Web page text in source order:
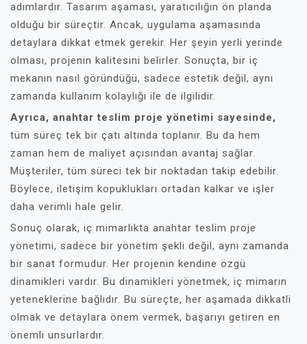
adımlardır. Tasarım aşaması, yaratıcılığın ön planda
olduğu bir süreçtir. Ancak, uygulama aşamasında
detaylara dikkat etmek gerekir. Her şeyin yerli yerinde
olması, projenin kalitesini belirler. Sonuçta, bir iç
mekanın nasıl göründüğü, sadece estetik değil, aynı
zamanda kullanım kolaylığı ile de ilgilidir.
Ayrıca, anahtar teslim proje yönetimi sayesinde,
tüm süreç tek bir çatı altında toplanır. Bu da hem
zaman hem de maliyet açısından avantaj sağlar.
Müşteriler, tüm süreci tek bir noktadan takip edebilir.
Böylece, iletişim kopuklukları ortadan kalkar ve işler
daha verimli hale gelir.
Sonuç olarak, iç mimarlıkta anahtar teslim proje
yönetimi, sadece bir yönetim şekli değil, aynı zamanda
bir sanat formudur. Her projenin kendine özgü
dinamikleri vardır. Bu dinamikleri yönetmek, iç mimarın
yeteneklerine bağlıdır. Bu süreçte, her aşamada dikkatli
olmak ve detaylara önem vermek, başarıyı getiren en
önemli unsurlardır.